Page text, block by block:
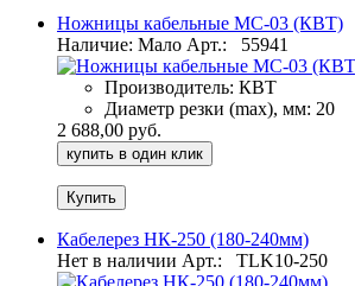
Ножницы кабельные MC-03 (КВТ)
Наличие: Мало Арт.: 55941
Производитель: КВТ
Диаметр резки (max), мм: 20
2 688,00 руб.
купить в один клик
Кабелерез НК-250 (180-240мм)
Нет в наличии Арт.: TLK10-250